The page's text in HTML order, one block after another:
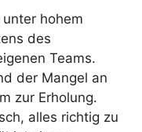
hohem
des
Teams.
der Mangel an
zur Erholung.
alles richtig zu